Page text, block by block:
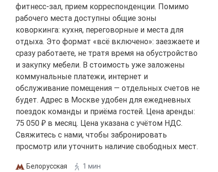
фитнесс-зал, прием корреспонденции. Помимо
рабочего места доступны общие зоны
коворкинга: кухня, переговорные и места для
отдыха. Это формат «всё включено»: заезжаете и
сразу работаете, не тратя время на обустройство
и закупку мебели. В стоимость уже заложены
коммунальные платежи, интернет и
обслуживание помещения — отдельных счетов не
будет. Адрес в Москве удобен для ежедневных
поездок команды и приёма гостей. Цена аренды:
75 050 ₽ в месяц. Цена указана с учётом НДС.
Свяжитесь с нами, чтобы забронировать
просмотр или уточнить наличие свободных мест.
Белорусская
1 мин